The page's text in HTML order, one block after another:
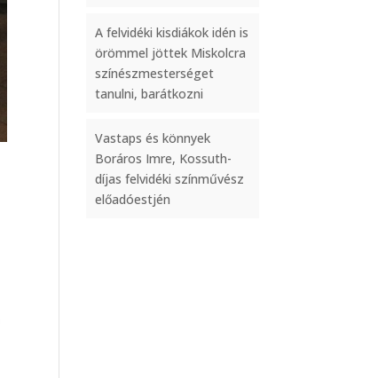
A felvidéki kisdiákok idén is
örömmel jöttek Miskolcra
színészmesterséget
tanulni, barátkozni
Vastaps és könnyek
Boráros Imre, Kossuth-
díjas felvidéki színművész
előadóestjén